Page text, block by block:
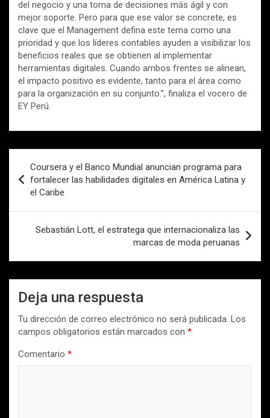
del negocio y una toma de decisiones más ágil y con
mejor soporte. Pero para que ese valor se concrete, es
clave que el Management defina este tema como una
prioridad y que los líderes contables ayuden a visibilizar los
beneficios reales que se obtienen al implementar
herramientas digitales. Cuando ambos frentes se alinean,
el impacto positivo es evidente, tanto para el área como
para la organización en su conjunto.”, finaliza el vocero de
EY Perú.
de
entradas
Coursera y el Banco Mundial anuncian programa para
fortalecer las habilidades digitales en América Latina y
el Caribe
Sebastián Lott, el estratega que internacionaliza las
marcas de moda peruanas
Deja una respuesta
Tu dirección de correo electrónico no será publicada. Los
campos obligatorios están marcados con *
Comentario *